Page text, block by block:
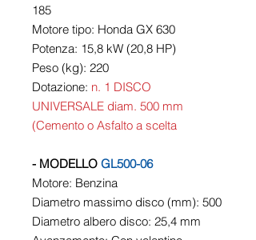
185
Motore tipo: Honda GX 630
Potenza: 15,8 kW (20,8 HP)
Peso (kg): 220
Dotazione: n. 1 DISCO
UNIVERSALE diam. 500 mm
(Cemento o Asfalto a scelta
- MODELLO GL500-06
Motore: Benzina
Diametro massimo disco (mm): 500
Diametro albero disco: 25,4 mm